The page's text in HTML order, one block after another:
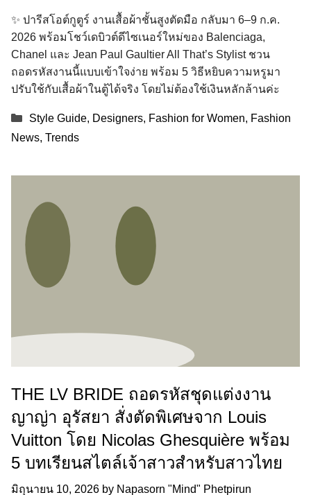
✨ ปารีสโอต์กูตูร์ งานเสื้อผ้าชั้นสูงตัดมือ กลับมา 6–9 ก.ค.
2026 พร้อมโชว์เดบิวต์ดีไซเนอร์ใหม่ของ Balenciaga,
Chanel และ Jean Paul Gaultier All That’s Stylist ชวน
ถอดรหัสงานนี้แบบเข้าใจง่าย พร้อม 5 วิธีหยิบความหรูมา
ปรับใช้กับเสื้อผ้าในตู้ได้จริง โดยไม่ต้องใช้เงินหลักล้านค่ะ
Categories
Style Guide, Designers, Fashion for Women, Fashion
News, Trends
THE LV BRIDE ถอดรหัสชุดแต่งงาน
ญาญ่า อุรัสยา สั่งตัดพิเศษจาก Louis
Vuitton โดย Nicolas Ghesquière พร้อม
5 บทเรียนสไตล์เจ้าสาวสำหรับสาวไทย
มิถุนายน 10, 2026 by Napasorn "Mind" Phetpirun